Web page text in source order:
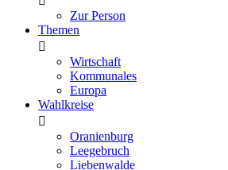
Zur Person
Themen
Wirtschaft
Kommunales
Europa
Wahlkreise
Oranienburg
Leegebruch
Liebenwalde